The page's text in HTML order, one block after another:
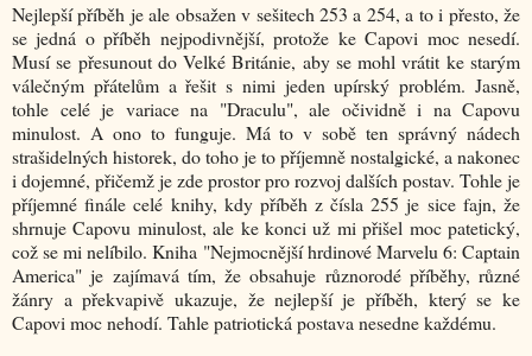
Nejlepší příběh je ale obsažen v sešitech 253 a 254, a to i přesto, že
se jedná o příběh nejpodivnější, protože ke Capovi moc nesedí.
Musí se přesunout do Velké Británie, aby se mohl vrátit ke starým
válečným přátelům a řešit s nimi jeden upírský problém. Jasně,
tohle celé je variace na "Draculu", ale očividně i na Capovu
minulost. A ono to funguje. Má to v sobě ten správný nádech
strašidelných historek, do toho je to příjemně nostalgické, a nakonec
i dojemné, přičemž je zde prostor pro rozvoj dalších postav. Tohle je
příjemné finále celé knihy, kdy příběh z čísla 255 je sice fajn, že
shrnuje Capovu minulost, ale ke konci už mi přišel moc patetický,
což se mi nelíbilo. Kniha "Nejmocnější hrdinové Marvelu 6: Captain
America" je zajímavá tím, že obsahuje různorodé příběhy, různé
žánry a překvapivě ukazuje, že nejlepší je příběh, který se ke
Capovi moc nehodí. Tahle patriotická postava nesedne každému.